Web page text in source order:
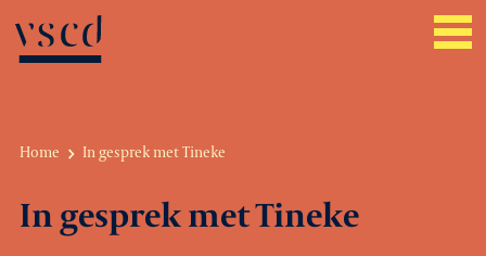
Belangenbehartiging
Home In gesprek met Tineke
In gesprek met Tineke